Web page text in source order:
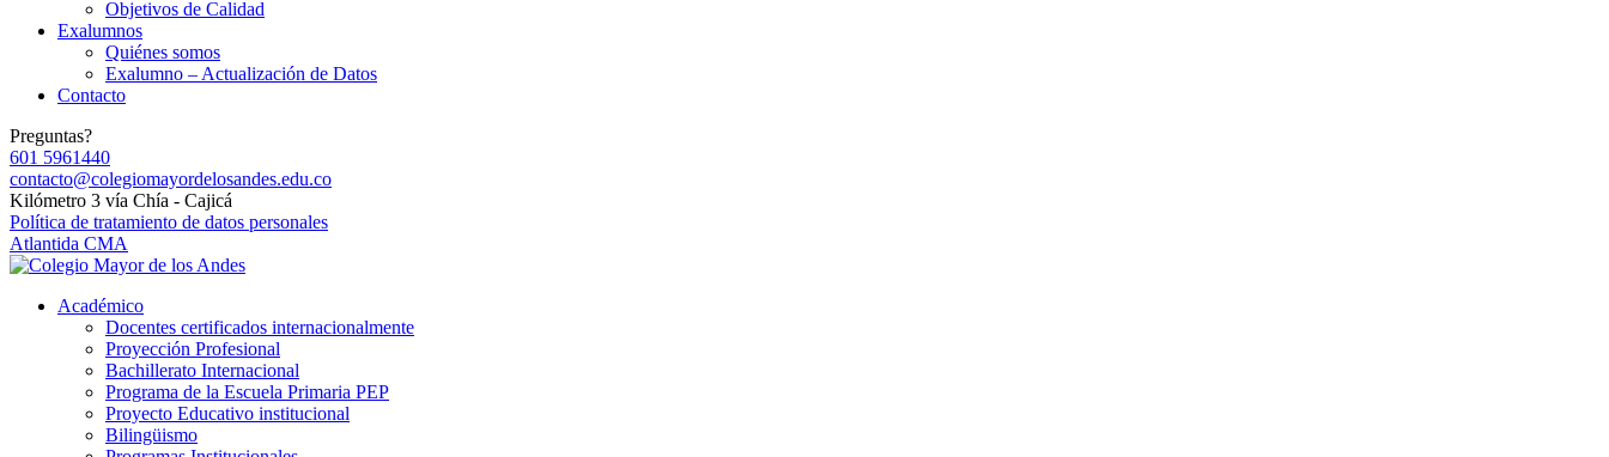
Objetivos de Calidad
Exalumnos
Quiénes somos
Exalumno – Actualización de Datos
Contacto
Preguntas?
601 5961440
contacto@colegiomayordelosandes.edu.co
Kilómetro 3 vía Chía - Cajicá
Política de tratamiento de datos personales
Atlantida CMA
Académico
Docentes certificados internacionalmente
Proyección Profesional
Bachillerato Internacional
Programa de la Escuela Primaria PEP
Proyecto Educativo institucional
Bilingüismo